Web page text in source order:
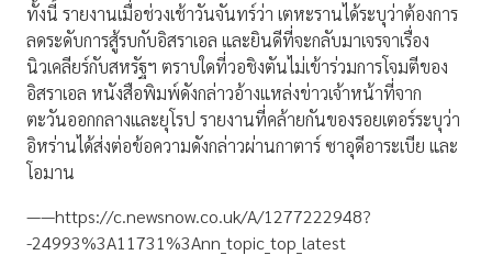
ทั้งนี้ รายงานเมื่อช่วงเช้าวันจันทร์ว่า เตหะรานได้ระบุว่าต้องการ
ลดระดับการสู้รบกับอิสราเอล และยินดีที่จะกลับมาเจรจาเรื่อง
นิวเคลียร์กับสหรัฐฯ ตราบใดที่วอชิงตันไม่เข้าร่วมการโจมตีของ
อิสราเอล หนังสือพิมพ์ดังกล่าวอ้างแหล่งข่าวเจ้าหน้าที่จาก
ตะวันออกกลางและยุโรป รายงานที่คล้ายกันของรอยเตอร์ระบุว่า
อิหร่านได้ส่งต่อข้อความดังกล่าวผ่านกาตาร์ ซาอุดีอาระเบีย และ
โอมาน
——https://c.newsnow.co.uk/A/1277222948?
-24993%3A11731%3Ann_topic_top_latest